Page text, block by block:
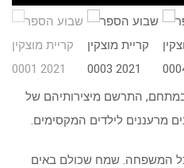
במתחם, התרשם מיצירותיהם של
מרעננים לילדים המקסימים.
המשפחה. שמח שכולם באים